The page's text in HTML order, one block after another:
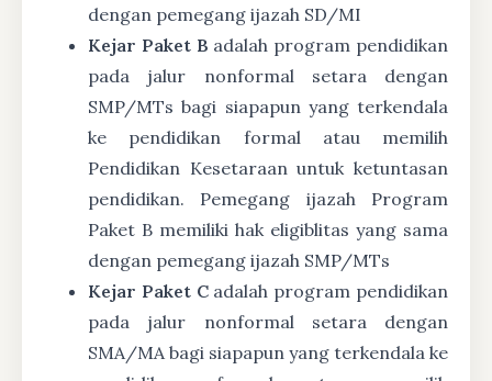
dengan pemegang ijazah SD/MI
Kejar Paket B adalah program pendidikan
pada jalur nonformal setara dengan
SMP/MTs bagi siapapun yang terkendala
ke pendidikan formal atau memilih
Pendidikan Kesetaraan untuk ketuntasan
pendidikan. Pemegang ijazah Program
Paket B memiliki hak eligiblitas yang sama
dengan pemegang ijazah SMP/MTs
Kejar Paket Cadalah program pendidikan
pada jalur nonformal setara dengan
SMA/MA bagi siapapun yang terkendala ke